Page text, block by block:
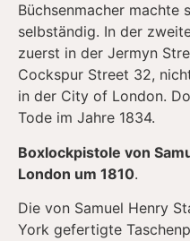
Büchsenmacher machte
selbständig. In der
zuerst in der Jermyn
Cockspur Street 32,
in der City of London.
Tode im Jahre 1834.
Boxlockpistole von
London um 1810.
Die von Samuel Henry
York gefertigte